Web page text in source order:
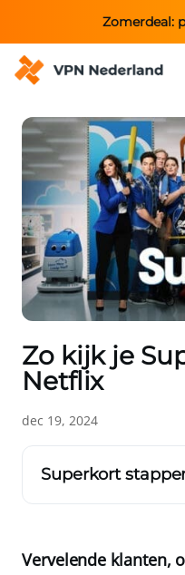
Zomerdeal:
Zo kijk je
Netflix
dec 19, 2024
Superkort
Vervelende klanten,